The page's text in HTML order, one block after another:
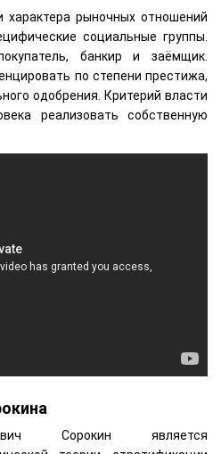
характера рыночных отношений
социальные группы.
банкир и заёмщик.
по степени престижа,
одобрения. Критерий власти
реализовать собственную
Сорокин является